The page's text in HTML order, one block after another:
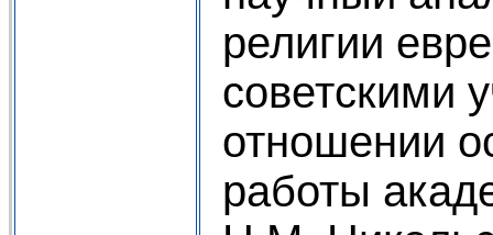
религии
советскими
отношении
работы